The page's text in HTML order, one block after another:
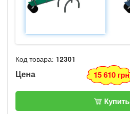
Код товара: 12301
Цена 15 610 грн
Купить